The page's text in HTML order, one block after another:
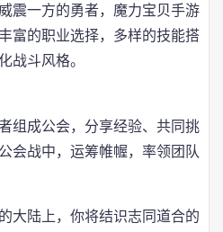
震一方的勇者，魔力宝贝手游
富的职业选择，多样的技能搭
战斗风格。
组成公会，分享经验、共同挑
会战中，运筹帷幄，率领团队
大陆上，你将结识志同道合的